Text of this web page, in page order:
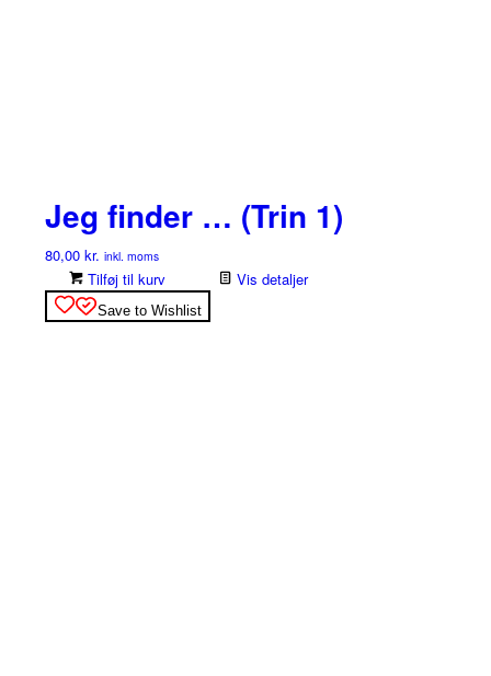
Jeg finder … (Trin 1)
80,00 kr. inkl. moms
Tilføj til kurv Vis detaljer
Save to Wishlist